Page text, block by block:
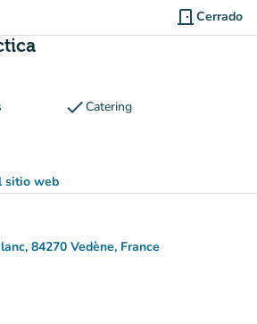
door_front Cerrado
checkCatering
sitio web
pestaña)
84270 Vedène, France
(abrir en Google Maps)
(nueva pestaña)